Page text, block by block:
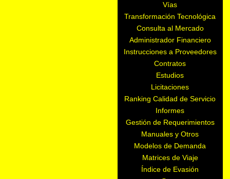
Vías
Transformación Tecnológica
Consulta al Mercado
Administrador Financiero
Instrucciones a Proveedores
Contratos
Estudios
Licitaciones
Ranking Calidad de Servicio
Informes
Gestión de Requerimientos
Manuales y Otros
Modelos de Demanda
Matrices de Viaje
Índice de Evasión